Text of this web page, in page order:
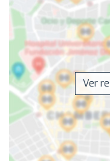
Ver